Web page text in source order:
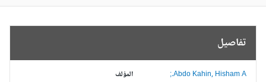
تفاصيل
المؤلف Abdo Kahin, Hisham A.;